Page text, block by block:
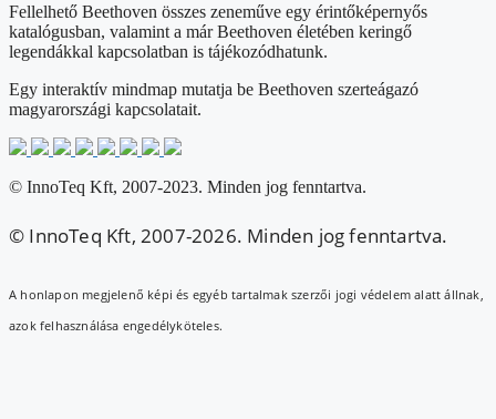
Fellelhető Beethoven összes zeneműve egy érintőképernyős
katalógusban, valamint a már Beethoven életében keringő
legendákkal kapcsolatban is tájékozódhatunk.
Egy interaktív mindmap mutatja be Beethoven szerteágazó
magyarországi kapcsolatait.
© InnoTeq Kft, 2007-2023. Minden jog fenntartva.
© InnoTeq Kft, 2007-2026. Minden jog fenntartva.
A honlapon megjelenő képi és egyéb tartalmak szerzői jogi védelem alatt állnak,
azok felhasználása engedélyköteles.